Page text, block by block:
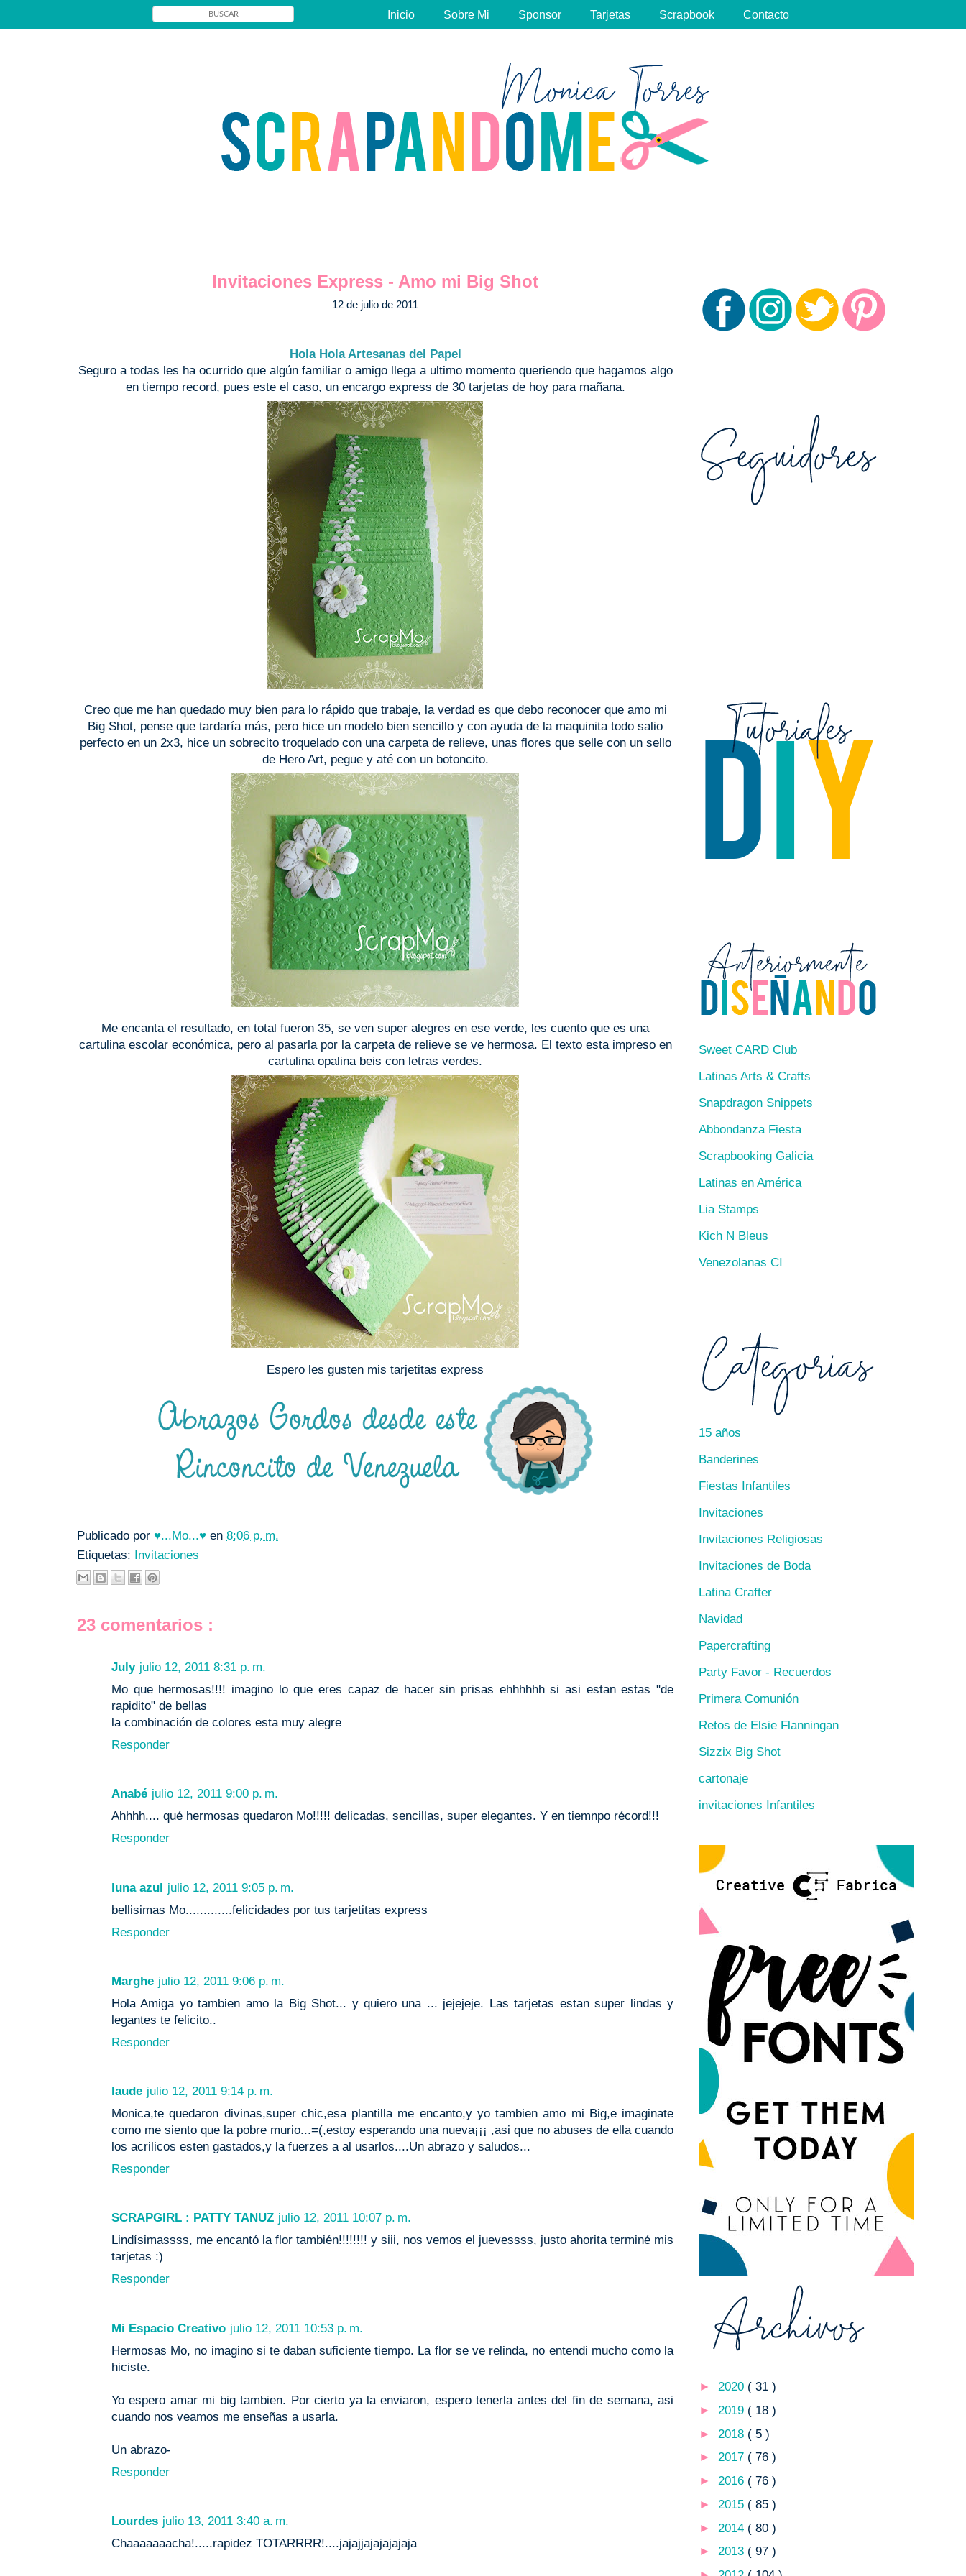
Inicio Sobre Mi Sponsor Tarjetas Scrapbook Contacto
Invitaciones Express - Amo mi Big Shot
12 de julio de 2011
Hola Hola Artesanas del Papel
Seguro a todas les ha ocurrido que algún familiar o amigo llega a ultimo momento queriendo que hagamos algo
en tiempo record, pues este el caso, un encargo express de 30 tarjetas de hoy para mañana.
Creo que me han quedado muy bien para lo rápido que trabaje, la verdad es que debo reconocer que amo mi
Big Shot, pense que tardaría más, pero hice un modelo bien sencillo y con ayuda de la maquinita todo salio
perfecto en un 2x3, hice un sobrecito troquelado con una carpeta de relieve, unas flores que selle con un sello
de Hero Art, pegue y até con un botoncito.
Me encanta el resultado, en total fueron 35, se ven super alegres en ese verde, les cuento que es una
cartulina escolar económica, pero al pasarla por la carpeta de relieve se ve hermosa. El texto esta impreso en
cartulina opalina beis con letras verdes.
Espero les gusten mis tarjetitas express
Publicado por ♥...Mo...♥ en 8:06 p. m.
Etiquetas: Invitaciones
23 comentarios :
July julio 12, 2011 8:31 p. m.
Mo que hermosas!!!! imagino lo que eres capaz de hacer sin prisas ehhhhhh si asi estan estas "de
rapidito" de bellas
la combinación de colores esta muy alegre
Responder
Anabé julio 12, 2011 9:00 p. m.
Ahhhh.... qué hermosas quedaron Mo!!!!! delicadas, sencillas, super elegantes. Y en tiemnpo récord!!!
Responder
luna azul julio 12, 2011 9:05 p. m.
bellisimas Mo.............felicidades por tus tarjetitas express
Responder
Marghe julio 12, 2011 9:06 p. m.
Hola Amiga yo tambien amo la Big Shot... y quiero una ... jejejeje. Las tarjetas estan super lindas y
legantes te felicito..
Responder
laude julio 12, 2011 9:14 p. m.
Monica,te quedaron divinas,super chic,esa plantilla me encanto,y yo tambien amo mi Big,e imaginate
como me siento que la pobre murio...=(,estoy esperando una nueva¡¡¡ ,asi que no abuses de ella cuando
los acrilicos esten gastados,y la fuerzes a al usarlos....Un abrazo y saludos...
Responder
SCRAPGIRL : PATTY TANUZ julio 12, 2011 10:07 p. m.
Lindísimassss, me encantó la flor también!!!!!!!! y siii, nos vemos el juevessss, justo ahorita terminé mis
tarjetas :)
Responder
Mi Espacio Creativo julio 12, 2011 10:53 p. m.
Hermosas Mo, no imagino si te daban suficiente tiempo. La flor se ve relinda, no entendi mucho como la
hiciste.
Yo espero amar mi big tambien. Por cierto ya la enviaron, espero tenerla antes del fin de semana, asi
cuando nos veamos me enseñas a usarla.
Un abrazo-
Responder
Lourdes julio 13, 2011 3:40 a. m.
Chaaaaaaacha!.....rapidez TOTARRRR!....jajajjajajajajaja
Sweet CARD Club
Latinas Arts & Crafts
Snapdragon Snippets
Abbondanza Fiesta
Scrapbooking Galicia
Latinas en América
Lia Stamps
Kich N Bleus
Venezolanas CI
15 años
Banderines
Fiestas Infantiles
Invitaciones
Invitaciones Religiosas
Invitaciones de Boda
Latina Crafter
Navidad
Papercrafting
Party Favor - Recuerdos
Primera Comunión
Retos de Elsie Flanningan
Sizzix Big Shot
cartonaje
invitaciones Infantiles
► 2020 ( 31 )
► 2019 ( 18 )
► 2018 ( 5 )
► 2017 ( 76 )
► 2016 ( 76 )
► 2015 ( 85 )
► 2014 ( 80 )
► 2013 ( 97 )